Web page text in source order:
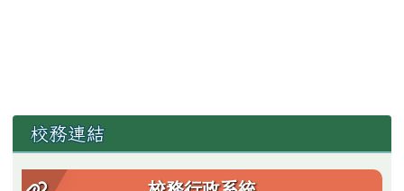
左邊區域內容
校務連結